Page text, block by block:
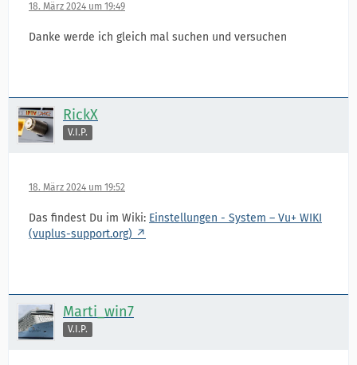
18. März 2024 um 19:49
Danke werde ich gleich mal suchen und versuchen
RickX
V.I.P.
18. März 2024 um 19:52
Das findest Du im Wiki: Einstellungen - System – Vu+ WIKI
(vuplus-support.org)
Marti_win7
V.I.P.